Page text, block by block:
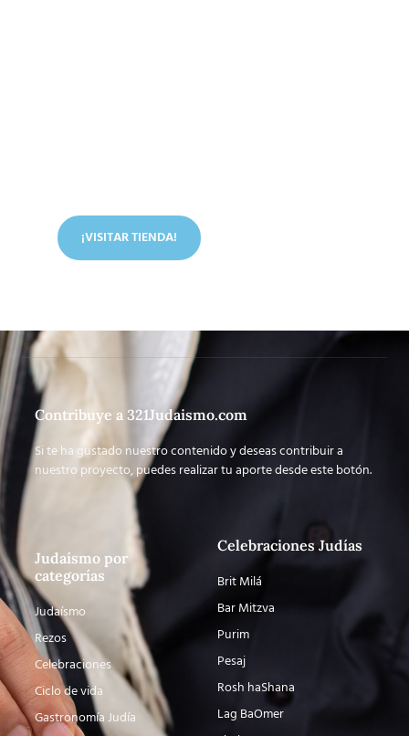
¡VISITAR TIENDA!
Contribuye a 321Judaismo.com
Si te ha gustado nuestro contenido y deseas contribuir a
nuestro proyecto, puedes realizar tu aporte desde este botón.
Judaísmo por
categorías
Judaísmo
Rezos
Celebraciones
Ciclo de vida
Gastronomía Judía
Celebraciones Judías
Brit Milá
Bar Mitzva
Purim
Pesaj
Rosh haShana
Lag BaOmer